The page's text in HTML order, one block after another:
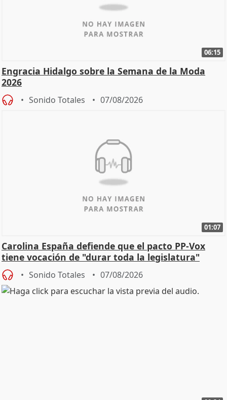
06:15
Engracia Hidalgo sobre la Semana de la Moda
2026
Sonido Totales 07/08/2026
01:07
Carolina España defiende que el pacto PP-Vox
tiene vocación de "durar toda la legislatura"
Sonido Totales 07/08/2026